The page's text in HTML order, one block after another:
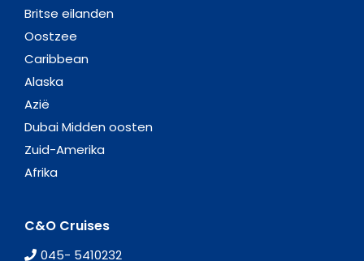
Britse eilanden
Oostzee
Caribbean
Alaska
Azië
Dubai Midden oosten
Zuid-Amerika
Afrika
C&O Cruises
045- 5410232